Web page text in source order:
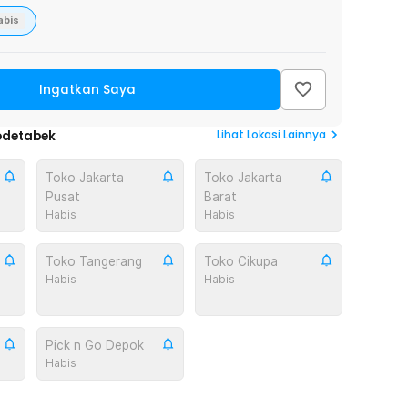
Ingatkan Saya
Lihat Lokasi Lainnya
Toko Jakarta
Pusat
Habis
Toko Jakarta
Barat
Habis
Toko Tangerang
Habis
Toko Cikupa
Habis
Pick n Go Depok
Habis